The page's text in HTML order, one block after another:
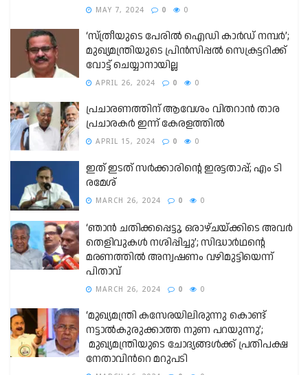
MAY 7, 2024 0 0
‘സ്ത്രീയുടെ പേരില്‍ ഐഡി കാര്‍ഡ് നമ്പര്‍’;
മുഖ്യമന്ത്രിയുടെ പ്രിന്‍സിപ്പല്‍ സെക്രട്ടറിക്ക്
വോട്ട് ചെയ്യാനായില്ല
APRIL 26, 2024 0 0
പ്രചാരണത്തിന് ആവേശം വിതറാൻ താര
പ്രചാരകർ ഇന്ന് കേരളത്തിൽ
APRIL 15, 2024 0 0
ഇത് ഇടത് സർക്കാരിന്റെ ഇരട്ടതാപ്പ്; എം ടി
രമേശ്
MARCH 26, 2024 0 0
‘ഞാന്‍ ചതിക്കപ്പെട്ടു, ഒരാഴ്ചയ്ക്കിടെ അവ‍‍ർ
തെളിവുകള്‍ നശിപ്പിച്ചു’; സിദ്ധാര്‍ഥന്റെ
മരണത്തില്‍ അന്വഷണം വഴിമുട്ടിയെന്ന്
പിതാവ്
MARCH 26, 2024 0 0
‘മുഖ്യമന്ത്രി കസേരയിലിരുന്നു കൊണ്ട്
നട്ടാല്‍കുരുക്കാത്ത നുണ പറയുന്നു’;
മുഖ്യമന്ത്രിയുടെ ചോദ്യങ്ങള്‍ക്ക് പ്രതിപക്ഷ
നേതാവിന്‍റെ മറുപടി